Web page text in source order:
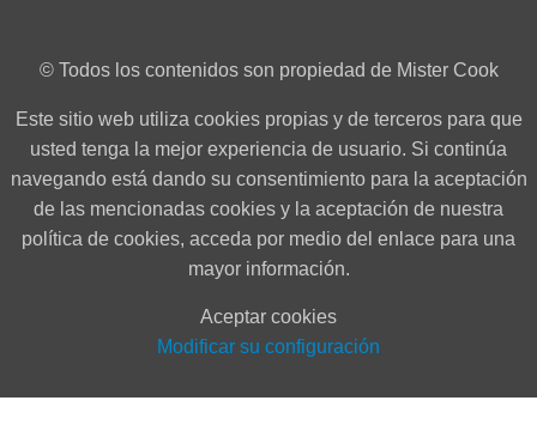
© Todos los contenidos son propiedad de Mister Cook
Este sitio web utiliza cookies propias y de terceros para que
usted tenga la mejor experiencia de usuario. Si continúa
navegando está dando su consentimiento para la aceptación
de las mencionadas cookies y la aceptación de nuestra
política de cookies, acceda por medio del enlace para una
mayor información.
Aceptar cookies
Modificar su configuración